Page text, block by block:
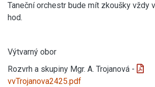
Taneční orchestr bude mít zkoušky vždy
hod.
Výtvarný obor
Rozvrh a skupiny Mgr. A. Trojanová -
vvTrojanova2425.pdf